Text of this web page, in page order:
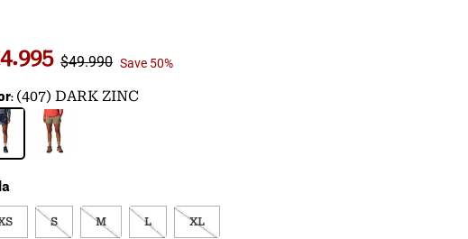
.995 $49.990 Save 50%
(407) DARK ZINC
S M L XL